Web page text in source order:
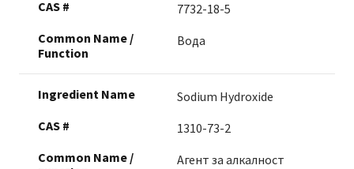
7732-18-5
Вода
Sodium Hydroxide
1310-73-2
Агент за алкалност